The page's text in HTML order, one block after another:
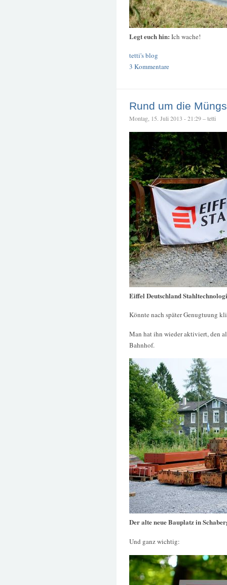
Legt euch hin: Ich wache!
tetti's blog
3 Kommentare
Rund um die
Montag, 15. Juli 2013 - 21:29 – tetti
Eiffel Deutschland
Könnte nach später Genugtuung
Man hat ihn wieder aktiviert, den
Bahnhof.
Der alte neue Bauplatz in
Und ganz wichtig: